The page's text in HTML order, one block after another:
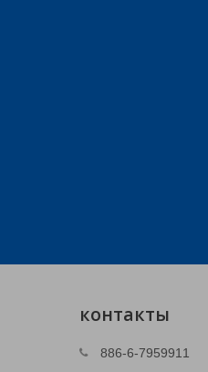
контакты
886-6-7959911
3C